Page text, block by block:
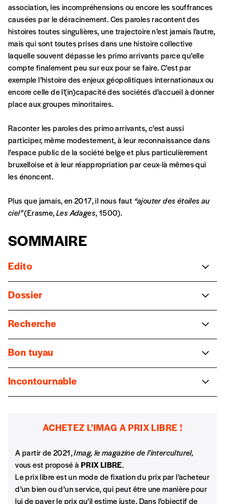
INSCRIPTION
*champs obligatoires
Vous indiquez si vous souhaitez recevoir la
revue en format papier ou numérique.
Vous renseignez vos coordonnées.
Vous versez le montant de votre choix sur le
compteIBAN BE34 0010 7305
2190avec en communication le numéro de
la commande renseigné dans le mail de
confirmation et la mention “participation
Imag”.
NB: Vous pouvez choisir de participer
financièrement à tout moment, même après
avoir reçu plusieurs numéros. Ce paiement
n’est pas indispensable. Il marque votre
NOS
FORMULES
1 an = 5 numéros
20€*/an
Par numéro
5€*
Je m'abonne à l'Imag
association, les incompréhensions ou encore les souffrances
causées par le déracinement. Ces paroles racontent des
histoires toutes singulières, une trajectoire n’est jamais l’autre,
mais qui sont toutes prises dans une histoire collective
laquelle souvent dépasse les primo arrivants parce qu’elle
compte finalement peu sur eux pour se faire. C’est par
exemple l’histoire des enjeux géopolitiques internationaux ou
encore celle de l’(in)capacité des sociétés d’accueil à donner
place aux groupes minoritaires.
Raconter les paroles des primo arrivants, c’est aussi
participer, même modestement, à leur reconnaissance dans
l’espace public de la société belge et plus particulièrement
bruxelloise et à leur réappropriation par ceux-là mêmes qui
les énoncent.
Plus que jamais, en 2017, il nous faut “ajouter des étoiles au
ciel”(Erasme,Les Adages, 1500).
SOMMAIRE
Edito
Des primo arrivants racontent l’accueil
Christine Schaut
Dossier
Un pays, 3 Régions, 3 Communautés et 3
parcours en 4 versions
Jonathan Unger
Solitudes dans la ville
Témoignages de primo arrivants recueillis par Alice Grippa
d’accueil
Vanessa Vindreau
Les maladies de jeunesse des BAPA
Recherche
Le regroupement familial, un droit en tension
Carla Mascia
Bon tuyau
Clash des civilisations au finish
Incontournable
Harmony Week
ACHETEZ L’IMAG A PRIX LIBRE !
A partir de 2021,Imag, le magazine de l’interculturel,
vous est proposé à PRIX LIBRE.
Le prix libre est un mode de fixation du prix par l’acheteur
d’un bien ou d’un service, qui peut être une manière pour
lui de payer le prix qu’il estime juste. Dans l’objectif de